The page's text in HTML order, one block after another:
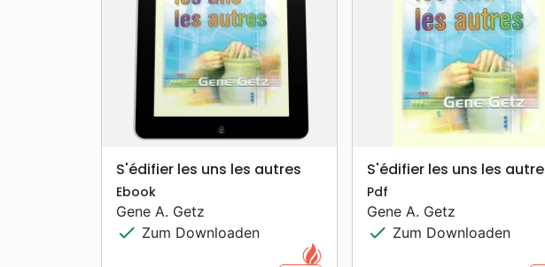
search VORSCHAU
S'édifier les uns les autres
Ebook
Gene A. Getz
check Zum Downloaden
search VORSCHAU
S'édifier les uns les
Pdf
Gene A. Getz
check Zum Downloaden